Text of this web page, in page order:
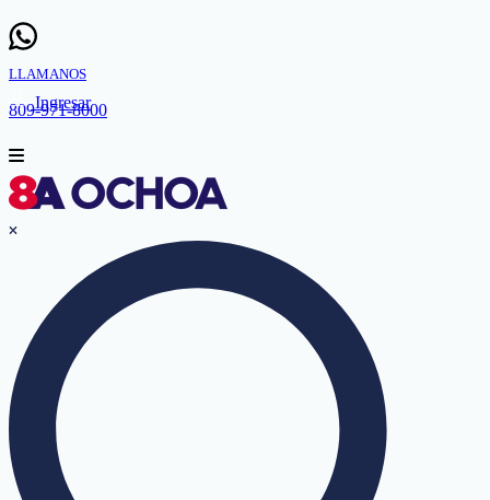
LLAMANOS
809-971-8000
Ingresar